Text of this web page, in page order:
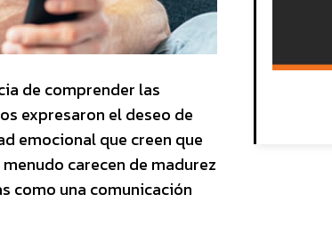
de comprender las
expresaron el deseo de
emocional que creen que
carecen de madurez
como una comunicación